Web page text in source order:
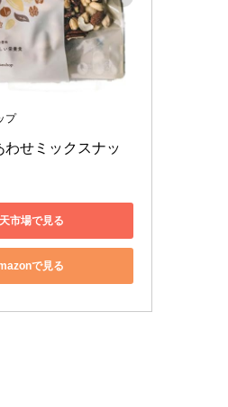
プ
わせミックスナッ
市場で見る
で見る